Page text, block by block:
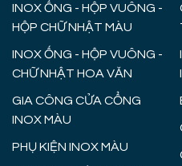
INOX ỐNG - HỘP VUÔNG -
HỘP CHỮ NHẬT MÀU
INOX ỐNG - HỘP VUÔNG -
CHỮ NHẬT HOA VĂN
GIA CÔNG CỬA CỔNG
INOX MÀU
PHỤ KIỆN INOX MÀU